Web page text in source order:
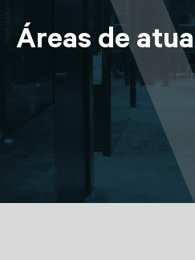
Áreas de